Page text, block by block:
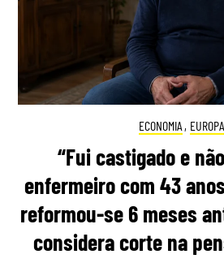
ECONOMIA , EUROPA
“Fui castigado e
enfermeiro com 43
reformou-se 6 meses
considera corte na